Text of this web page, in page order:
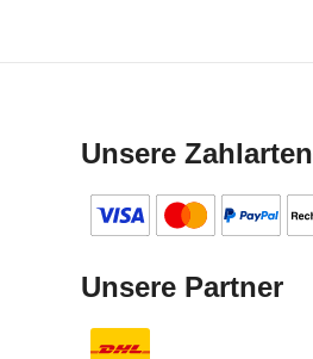
Unsere Zahlarten
Unsere Partner